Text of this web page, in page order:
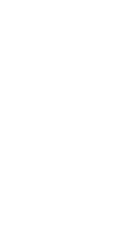
on RA